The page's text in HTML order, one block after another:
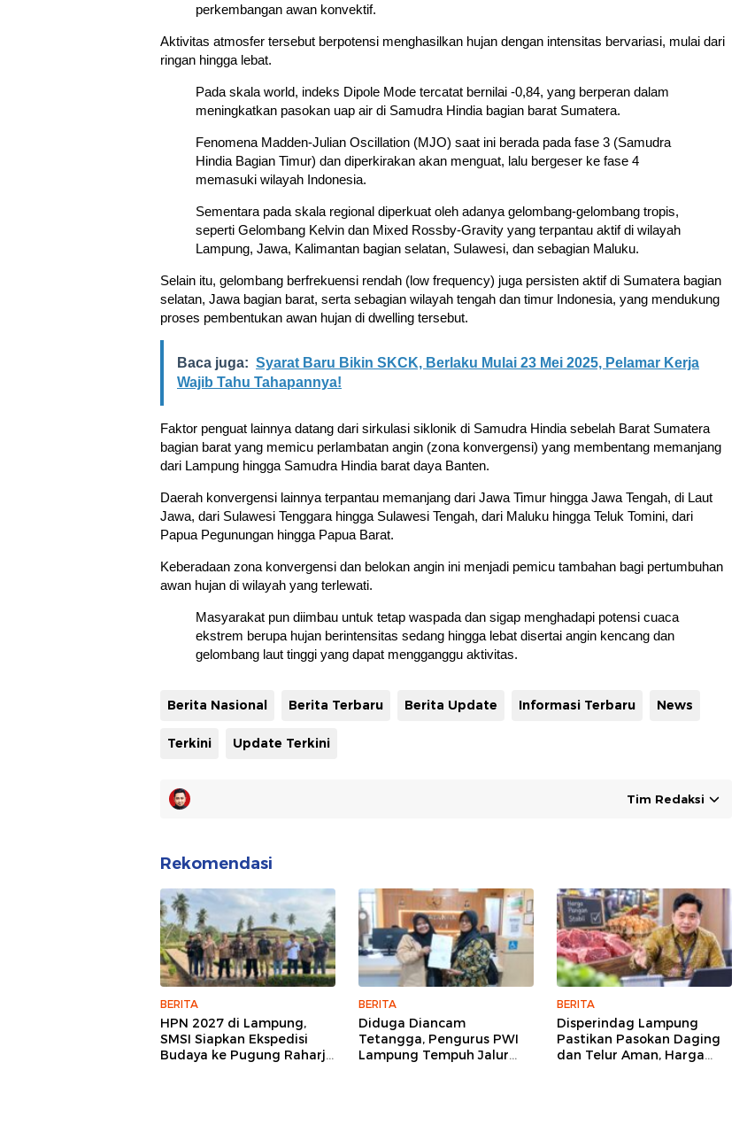
perkembangan awan konvektif.
Aktivitas atmosfer tersebut berpotensi menghasilkan hujan dengan intensitas bervariasi, mulai dari
ringan hingga lebat.
Pada skala world, indeks Dipole Mode tercatat bernilai -0,84, yang berperan dalam
meningkatkan pasokan uap air di Samudra Hindia bagian barat Sumatera.
Fenomena Madden-Julian Oscillation (MJO) saat ini berada pada fase 3 (Samudra
Hindia Bagian Timur) dan diperkirakan akan menguat, lalu bergeser ke fase 4
memasuki wilayah Indonesia.
Sementara pada skala regional diperkuat oleh adanya gelombang-gelombang tropis,
seperti Gelombang Kelvin dan Mixed Rossby-Gravity yang terpantau aktif di wilayah
Lampung, Jawa, Kalimantan bagian selatan, Sulawesi, dan sebagian Maluku.
Selain itu, gelombang berfrekuensi rendah (low frequency) juga persisten aktif di Sumatera bagian
selatan, Jawa bagian barat, serta sebagian wilayah tengah dan timur Indonesia, yang mendukung
proses pembentukan awan hujan di dwelling tersebut.
Baca juga: Syarat Baru Bikin SKCK, Berlaku Mulai 23 Mei 2025, Pelamar Kerja
Wajib Tahu Tahapannya!
Faktor penguat lainnya datang dari sirkulasi siklonik di Samudra Hindia sebelah Barat Sumatera
bagian barat yang memicu perlambatan angin (zona konvergensi) yang membentang memanjang
dari Lampung hingga Samudra Hindia barat daya Banten.
Daerah konvergensi lainnya terpantau memanjang dari Jawa Timur hingga Jawa Tengah, di Laut
Jawa, dari Sulawesi Tenggara hingga Sulawesi Tengah, dari Maluku hingga Teluk Tomini, dari
Papua Pegunungan hingga Papua Barat.
Keberadaan zona konvergensi dan belokan angin ini menjadi pemicu tambahan bagi pertumbuhan
awan hujan di wilayah yang terlewati.
Masyarakat pun diimbau untuk tetap waspada dan sigap menghadapi potensi cuaca
ekstrem berupa hujan berintensitas sedang hingga lebat disertai angin kencang dan
gelombang laut tinggi yang dapat mengganggu aktivitas.
Berita Nasional Berita Terbaru Berita Update Informasi Terbaru News
Terkini Update Terkini
Tim Redaksi
Rekomendasi
BERITA
HPN 2027 di Lampung,
SMSI Siapkan Ekspedisi
Budaya ke Pugung Raharjo
BERITA
Diduga Diancam
Tetangga, Pengurus PWI
Lampung Tempuh Jalur
BERITA
Disperindag Lampung
Pastikan Pasokan Daging
dan Telur Aman, Harga